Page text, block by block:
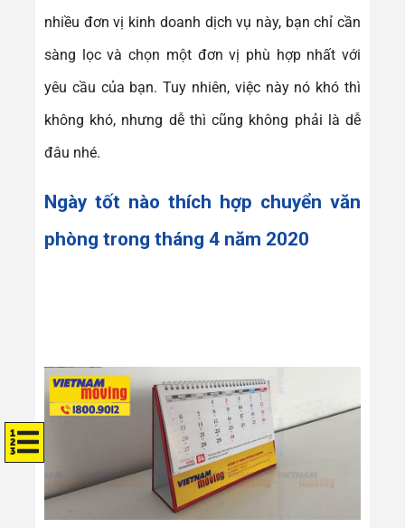
nhiều đơn vị kinh doanh dịch vụ này, bạn chỉ cần
sàng lọc và chọn một đơn vị phù hợp nhất với
yêu cầu của bạn. Tuy nhiên, việc này nó khó thì
không khó, nhưng dễ thì cũng không phải là dễ
đâu nhé.
Ngày tốt nào thích hợp chuyển văn
phòng trong tháng 4 năm 2020